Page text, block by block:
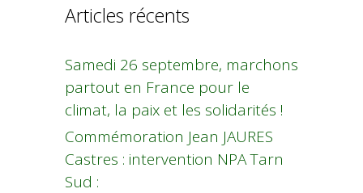
Articles récents
Samedi 26 septembre, marchons
partout en France pour le
climat, la paix et les solidarités !
Commémoration Jean JAURES
Castres : intervention NPA Tarn
Sud :